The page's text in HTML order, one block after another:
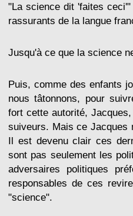
"La science dit 'faites
rassurants de la langue
Jusqu'à ce que la science
Puis, comme des enfants
nous tâtonnons, pour
fort cette autorité,
suiveurs. Mais ce Jacques
Il est devenu clair ces
sont pas seulement les
adversaires politiques
responsables de ces
"science".